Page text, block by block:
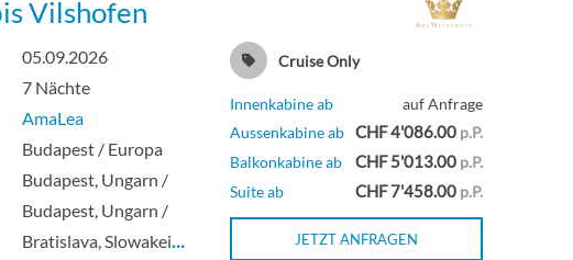
Vilshofen
05.09.2026
7 Nächte
AmaLea
Budapest / Europa
Budapest, Ungarn /
Budapest, Ungarn /
Bratislava, Slowakei…
Cruise Only
Innenkabine ab
auf Anfrage
Aussenkabine ab CHF 4'086.00 p.P.
Balkonkabine ab
CHF 5'013.00 p.P.
Suite ab
CHF 7'458.00 p.P.
JETZT ANFRAGEN